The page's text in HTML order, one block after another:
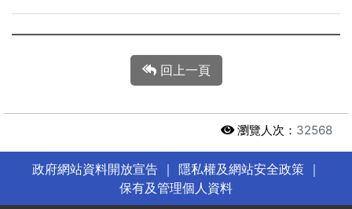
回上一頁
瀏覽人次： 32568
政府網站資料開放宣告｜ 隱私權及網站安全政策｜
保有及管理個人資料